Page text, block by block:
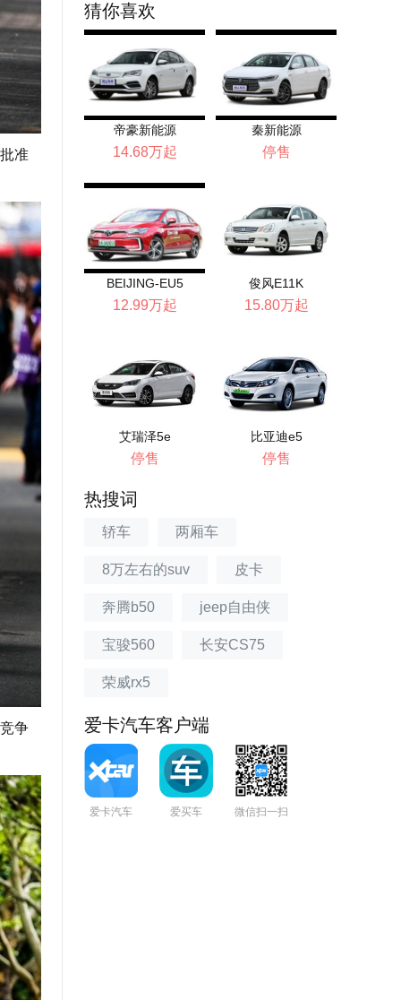
准
争
猜你喜欢
帝豪新能源
14.68万起
秦新能源
停售
BEIJING-EU5
12.99万起
俊风E11K
15.80万起
艾瑞泽5e
停售
比亚迪e5
停售
热搜词
轿车 两厢车
8万左右的suv 皮卡
奔腾b50 jeep自由侠
宝骏560 长安CS75
荣威rx5
爱卡汽车客户端
爱卡汽车 爱买车 微信扫一扫